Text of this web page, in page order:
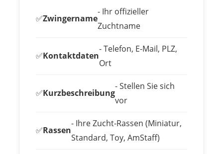
✅Zwingername
- Ihr offizieller
Zuchtname
✅Kontaktdaten
- Telefon, E-Mail, PLZ,
Ort
✅Kurzbeschreibung
- Stellen Sie sich
vor
✅Rassen
- Ihre Zucht-Rassen (Miniatur,
Standard, Toy, AmStaff)